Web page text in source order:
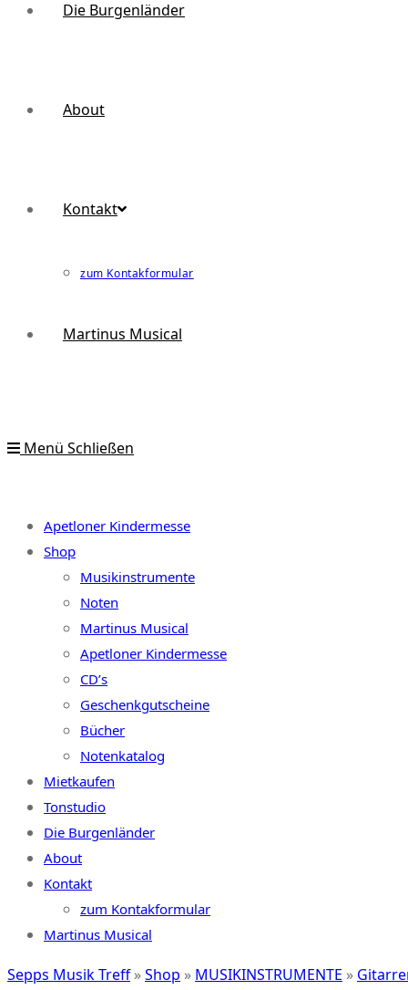
Die Burgenländer
About
Kontakt
zum Kontakformular
Martinus Musical
Menü Schließen
Apetloner Kindermesse
Shop
Musikinstrumente
Noten
Martinus Musical
Apetloner Kindermesse
CD’s
Geschenkgutscheine
Bücher
Notenkatalog
Mietkaufen
Tonstudio
Die Burgenländer
About
Kontakt
zum Kontakformular
Martinus Musical
Sepps Musik Treff»Shop » MUSIKINSTRUMENTE »